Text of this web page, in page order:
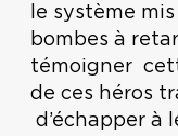
le système
bombes à
témoigner
de ces héros
d’échapper à